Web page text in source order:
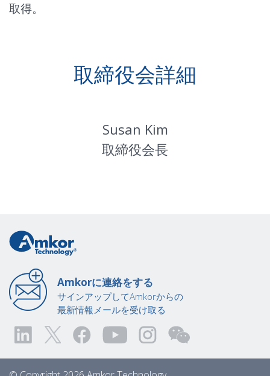
取得。
取締役会詳細
Susan Kim
取締役会長
Amkorに連絡をする
サインアップしてAmkorからの
最新情報メールを受け取る